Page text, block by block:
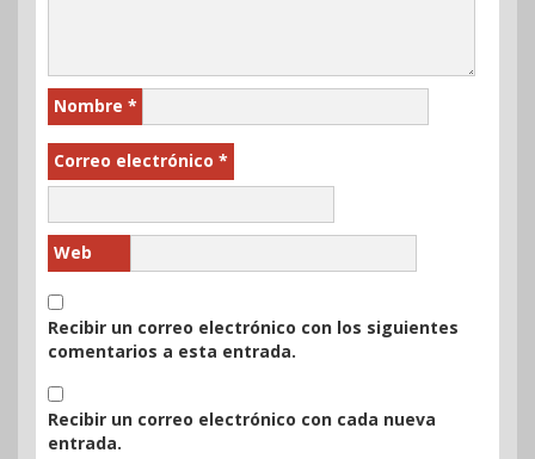
Nombre *
Correo electrónico *
Web
Recibir un correo electrónico con los siguientes
comentarios a esta entrada.
Recibir un correo electrónico con cada nueva
entrada.